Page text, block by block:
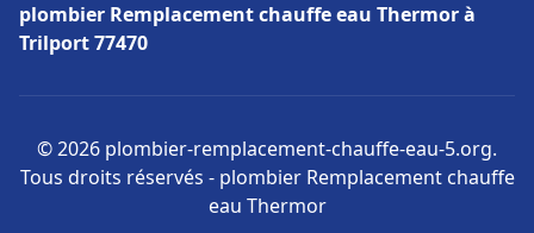
plombier Remplacement chauffe eau Thermor à
Trilport 77470
© 2026 plombier-remplacement-chauffe-eau-5.org.
Tous droits réservés - plombier Remplacement chauffe
eau Thermor